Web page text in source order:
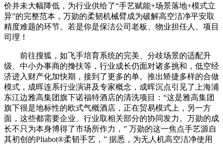
价并未大幅降低，为行业供给了“手艺赋能+场景落地+模式立
异”的完整范本，万勋的柔韧机械臂成为破解高空洁净平安取
精度难题的环节。若是你是保洁公司老板、物业担任人、项目
司理！
前往搜狐，如飞手培育系统的完美、分歧场景的适配升
级、中小办事商的搀扶等，行业成长仍面对诸多挑和，低空经
济进入财产化加快期，接到了更多的单。推出矫捷多样的合做
模式，成晖连系行业演讲及专家概念，成晖沉点引见了上海浦
东江边雅高集团旗下诺福特酒店的清洗项目：“这是雅高集团
旗下很是地标性的欧式气概酒店，正在贸易模式上，另一方
面，这些都需要企业、行业取相关部分的协同发力。万勋的成
长不只为本身博得了市场所作力，” 万勋的这一焦点手艺源自
其初创的Pliabot®柔韧手艺，” 据悉，为无人机高空洁净使用